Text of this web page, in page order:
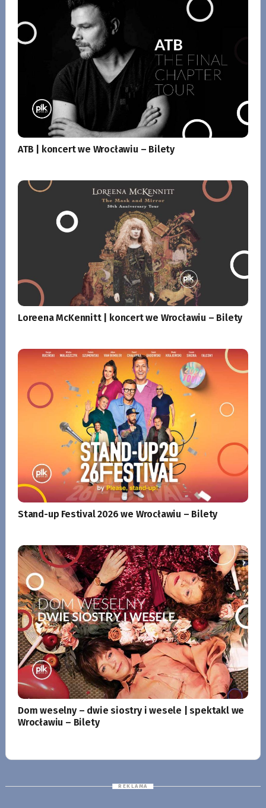
ATB | koncert we Wrocławiu – Bilety
Loreena McKennitt | koncert we Wrocławiu – Bilety
Stand-up Festival 2026 we Wrocławiu – Bilety
Dom weselny – dwie siostry i wesele | spektakl we
Wrocławiu – Bilety